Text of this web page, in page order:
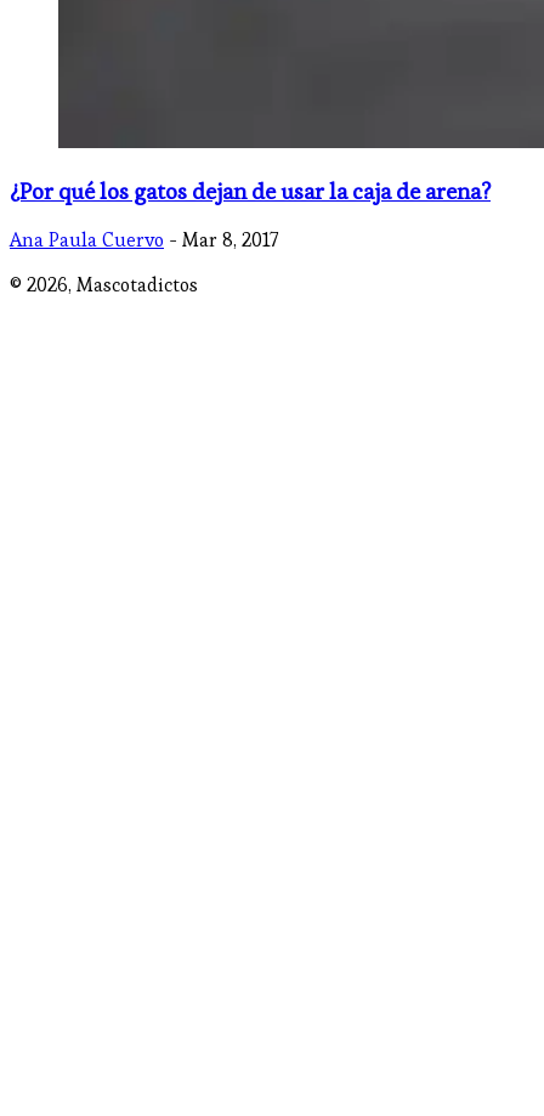
¿Por qué los gatos dejan de usar la caja de arena?
Ana Paula Cuervo - Mar 8, 2017
© 2026, Mascotadictos